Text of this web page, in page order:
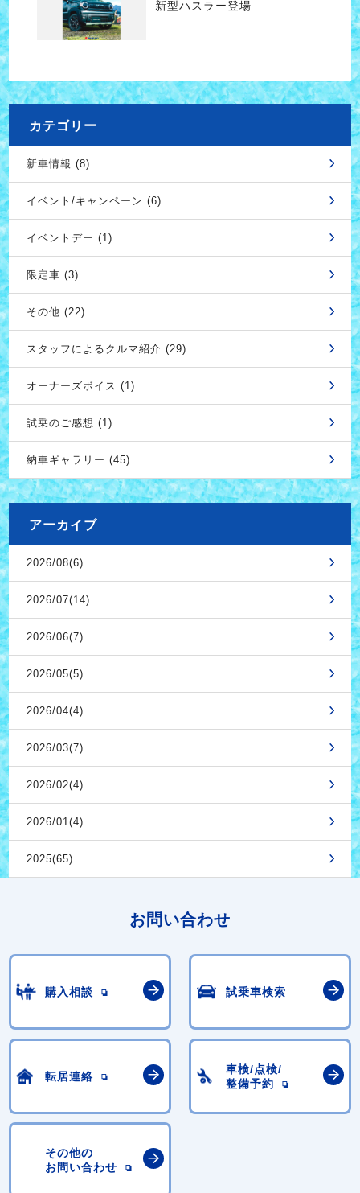
新型ハスラー登場
カテゴリー
新車情報 (8)
イベント/キャンペーン (6)
イベントデー (1)
限定車 (3)
その他 (22)
スタッフによるクルマ紹介 (29)
オーナーズボイス (1)
試乗のご感想 (1)
納車ギャラリー (45)
アーカイブ
2026/08(6)
2026/07(14)
2026/06(7)
2026/05(5)
2026/04(4)
2026/03(7)
2026/02(4)
2026/01(4)
2025(65)
お問い合わせ
購入相談 試乗車検索
転居連絡
車検/点検/
整備予約
その他の
お問い合わせ